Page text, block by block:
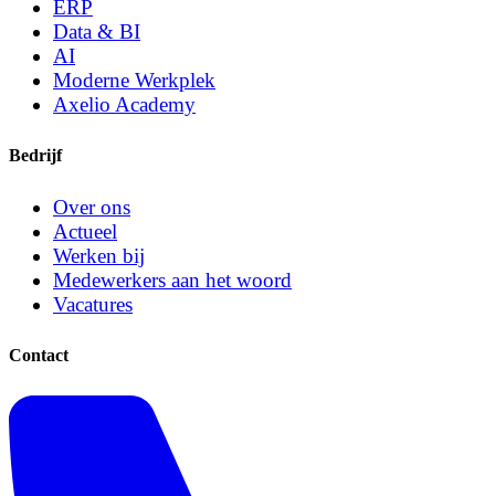
ERP
Data & BI
AI
Moderne Werkplek
Axelio Academy
Bedrijf
Over ons
Actueel
Werken bij
Medewerkers aan het woord
Vacatures
Contact